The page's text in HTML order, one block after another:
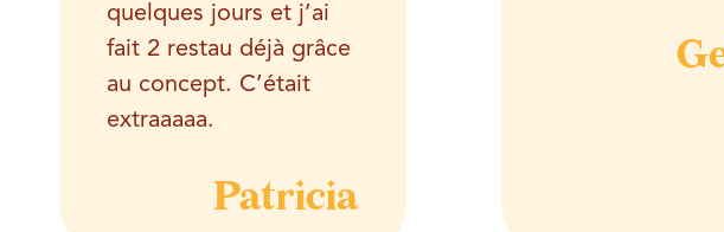
quelques jours et j’ai
fait 2 restau déjà grâce
au concept. C’était
extraaaaa.
Patricia